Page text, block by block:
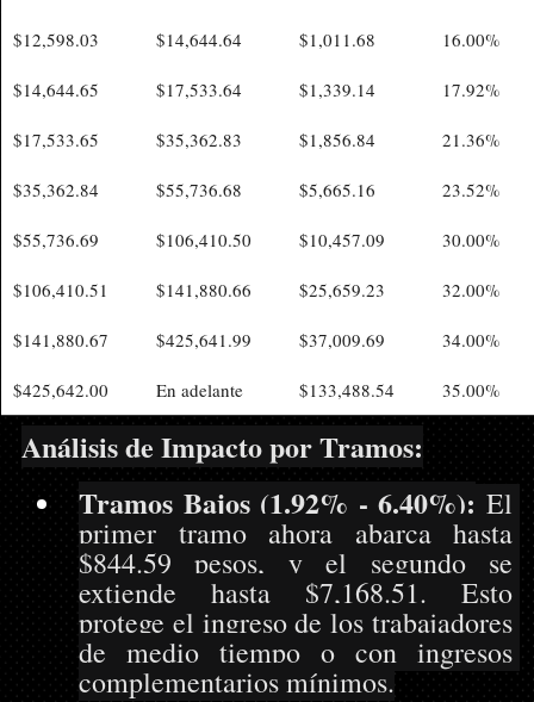
$12,598.03 $14,644.64 $1,011.68 16.00%
$14,644.65 $17,533.64 $1,339.14 17.92%
$17,533.65 $35,362.83 $1,856.84 21.36%
$35,362.84 $55,736.68 $5,665.16 23.52%
$55,736.69 $106,410.50 $10,457.09 30.00%
$106,410.51 $141,880.66 $25,659.23 32.00%
$141,880.67 $425,641.99 $37,009.69 34.00%
$425,642.00 En adelante $133,488.54 35.00%
Análisis de Impacto por Tramos:
Tramos Bajos (1.92% - 6.40%): El
primer tramo ahora abarca hasta
$844.59 pesos, y el segundo se
extiende hasta $7,168.51. Esto
protege el ingreso de los trabajadores
de medio tiempo o con ingresos
complementarios mínimos.